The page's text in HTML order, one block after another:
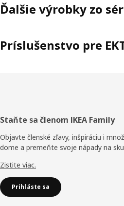
Ďalšie výrobky zo
Príslušenstvo pre
Päta
stránky
Staňte sa členom IKEA Family
Objavte členské zľavy, inšpiráciu i
dome a premeňte svoje nápady na
Zistite viac.
Prihláste sa